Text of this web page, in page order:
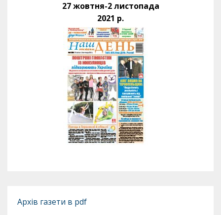
27 жовтня-2 листопада
2021 р.
Архів газети в pdf